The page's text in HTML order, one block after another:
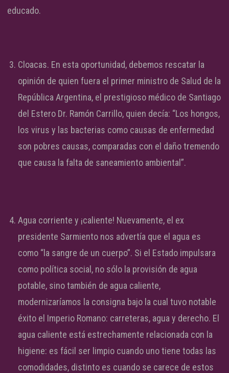
educado.
Cloacas. En esta oportunidad, debemos rescatar la
opinión de quien fuera el primer ministro de Salud de la
República Argentina, el prestigioso médico de Santiago
del Estero Dr. Ramón Carrillo, quien decía: “Los hongos,
los virus y las bacterias como causas de enfermedad
son pobres causas, comparadas con el daño tremendo
que causa la falta de saneamiento ambiental”.
Agua corriente y ¡caliente! Nuevamente, el ex
presidente Sarmiento nos advertía que el agua es
como “la sangre de un cuerpo”. Si el Estado impulsara
como política social, no sólo la provisión de agua
potable, sino también de agua caliente,
modernizaríamos la consigna bajo la cual tuvo notable
éxito el Imperio Romano: carreteras, agua y derecho. El
agua caliente está estrechamente relacionada con la
higiene: es fácil ser limpio cuando uno tiene todas las
comodidades, distinto es cuando se carece de estos